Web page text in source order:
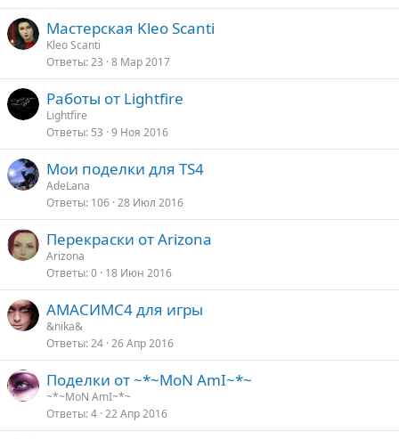
Мастерская Kleo Scanti
Kleo Scanti
Ответы 23 8 Мар 2017
Работы от Lightfire
Lightfire
Ответы 53 9 Ноя 2016
Мои поделки для TS4
AdeLana
Ответы 106 28 Июл 2016
Перекраски от Arizona
Arizona
Ответы 0 18 Июн 2016
АМАСИМС4 для игры
&nika&
Ответы 24 26 Апр 2016
Поделки от ~*~MoN AmI~*~
~*~MoN AmI~*~
Ответы 4 22 Апр 2016